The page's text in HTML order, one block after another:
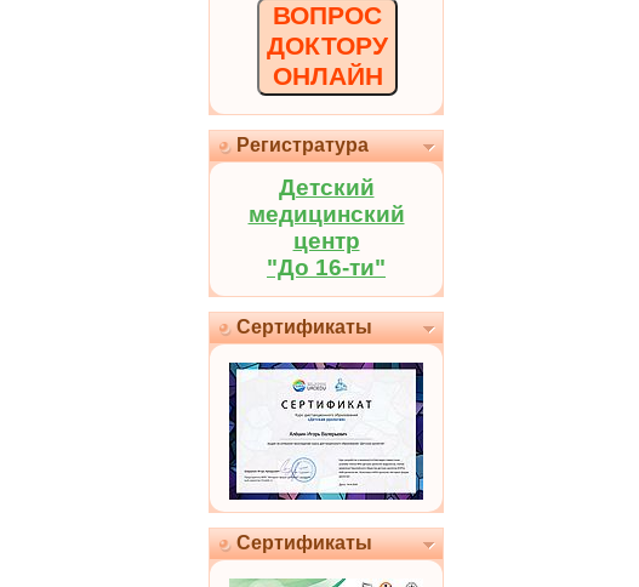
ВОПРОС
ДОКТОРУ
ОНЛАЙН
Регистратура
Детский
медицинский
центр
"До 16-ти"
Сертификаты
Сертификаты